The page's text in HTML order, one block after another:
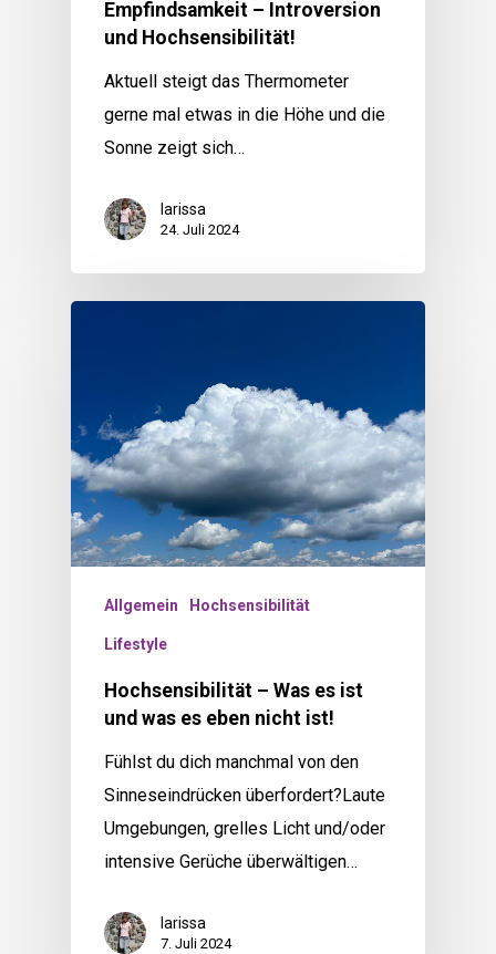
Empfindsamkeit – Introversion
und Hochsensibilität!
Aktuell steigt das Thermometer
gerne mal etwas in die Höhe und die
Sonne zeigt sich…
larissa
24. Juli 2024
Allgemein Hochsensibilität
Lifestyle
Hochsensibilität – Was es ist
und was es eben nicht ist!
Fühlst du dich manchmal von den
Sinneseindrücken überfordert?Laute
Umgebungen, grelles Licht und/oder
intensive Gerüche überwältigen…
larissa
7. Juli 2024